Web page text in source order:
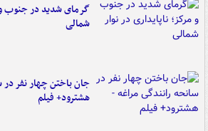
گرمای شدید در جنوب و
شمالی
جان باختن چهار نفر در
هشترود+ فیلم